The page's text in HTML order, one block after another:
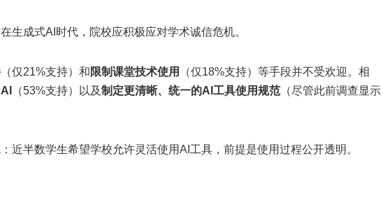
生成式AI时代，院校应积极应对学术诚信危机。
（仅21%支持）和限制课堂技术使用
（仅18%支持）等手段并不受欢迎。相
（53%支持）以及制定更清晰、统一的AI工具使用规范（尽管此前调查显示
近半数学生希望学校允许灵活使用AI工具，前提是使用过程公开透明。